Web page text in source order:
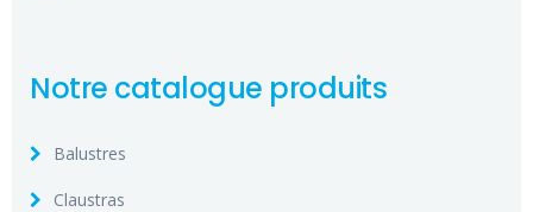
Notre catalogue produits
Balustres
Claustras